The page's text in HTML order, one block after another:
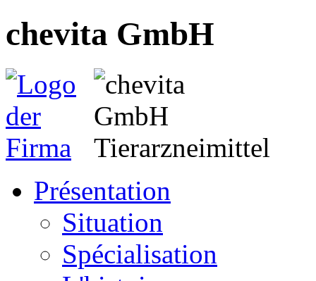
chevita GmbH
Présentation
Situation
Spécialisation